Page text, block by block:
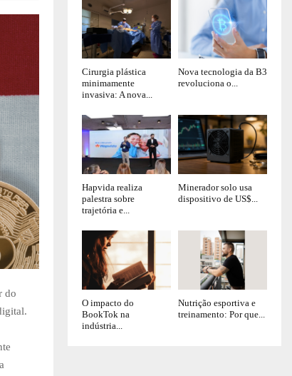
do
Cirurgia plástica
minimamente
invasiva: A nova...
Nova tecnologia da B3
revoluciona o...
Hapvida realiza
palestra sobre
trajetória e...
Minerador solo usa
dispositivo de US$...
O impacto do
BookTok na
indústria...
Nutrição esportiva e
treinamento: Por que...